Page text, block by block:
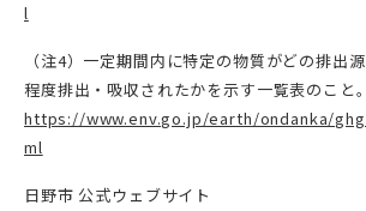
l
（注4）一定期間内に特定の物質がどの排出
程度排出・吸収されたかを示す一覧表のこと。
https://www.env.go.jp/earth/ondanka/
ml
日野市 公式ウェブサイト